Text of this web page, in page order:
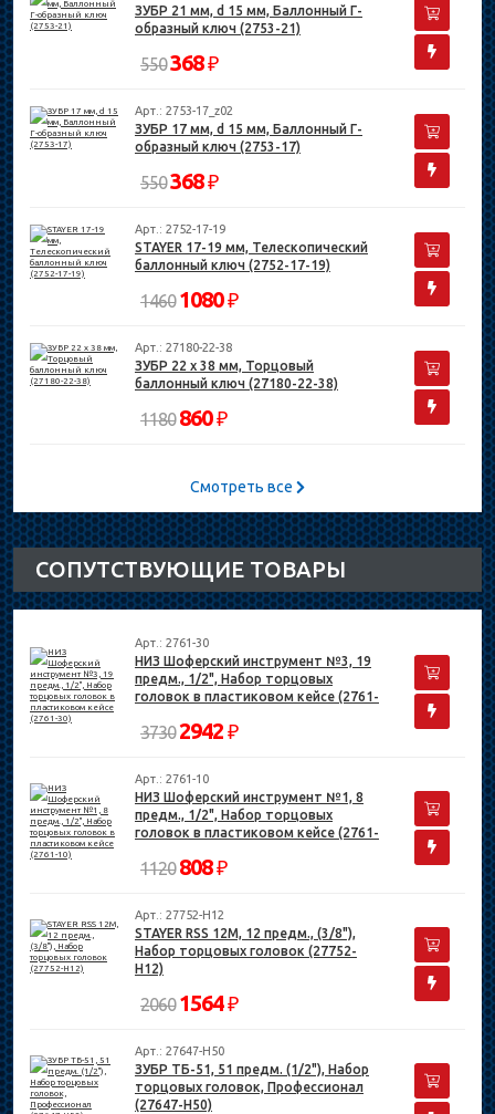
ЗУБР 21 мм, d 15 мм, Баллонный Г-
образный ключ (2753-21)
550368₽
Арт.: 2753-17_z02
ЗУБР 17 мм, d 15 мм, Баллонный Г-
образный ключ (2753-17)
550368₽
Арт.: 2752-17-19
STAYER 17-19 мм, Телескопический
баллонный ключ (2752-17-19)
1460 1080₽
Арт.: 27180-22-38
ЗУБР 22 х 38 мм, Торцовый
баллонный ключ (27180-22-38)
1180 860₽
Смотреть все
СОПУТСТВУЮЩИЕ ТОВАРЫ
Арт.: 2761-30
НИЗ Шоферский инструмент №3, 19
предм., 1/2", Набор торцовых
головок в пластиковом кейсе (2761-
3730 2942 ₽
Арт.: 2761-10
НИЗ Шоферский инструмент №1, 8
предм., 1/2", Набор торцовых
головок в пластиковом кейсе (2761-
1120 808₽
Арт.: 27752-H12
STAYER RSS 12M, 12 предм., (3/8"),
Набор торцовых головок (27752-
H12)
2060 1564₽
Арт.: 27647-H50
ЗУБР ТБ-51, 51 предм. (1/2"), Набор
торцовых головок, Профессионал
(27647-H50)